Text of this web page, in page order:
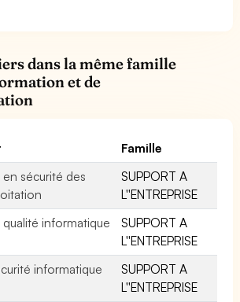
dans la même famille
et de
Famille
sécurité des
SUPPORT A
L''ENTREPRISE
informatique
SUPPORT A
L''ENTREPRISE
informatique
SUPPORT A
L''ENTREPRISE